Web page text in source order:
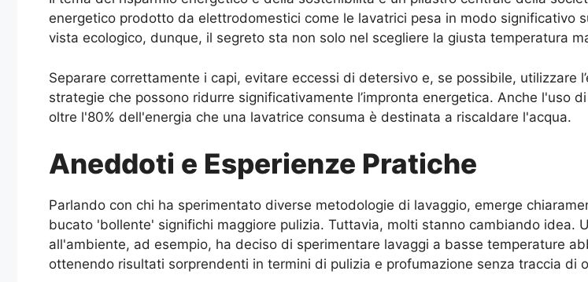
energetico prodotto da elettrodomestici come le lavatrici pesa in modo significativo
vista ecologico, dunque, il segreto sta non solo nel scegliere la giusta temperatura
Separare correttamente i capi, evitare eccessi di detersivo e, se possibile, utilizzare
strategie che possono ridurre significativamente l’impronta energetica. Anche l'uso
oltre l'80% dell'energia che una lavatrice consuma è destinata a riscaldare l'acqua.
Aneddoti e Esperienze Pratiche
Parlando con chi ha sperimentato diverse metodologie di lavaggio, emerge
bucato 'bollente' significhi maggiore pulizia. Tuttavia, molti stanno cambiando idea.
all'ambiente, ad esempio, ha deciso di sperimentare lavaggi a basse temperature
ottenendo risultati sorprendenti in termini di pulizia e profumazione senza traccia di